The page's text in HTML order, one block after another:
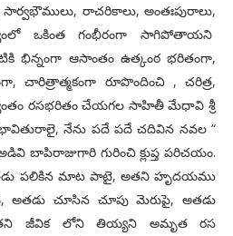
రాచరికాలు, అంతఃపురాలు,
ఒకింత గంభీరంగా సాగిపోతాయని
భిన్నంగా ఆసాంతం ఉత్కంఠ భరితంగా,
చారిత్రాత్మకంగా రూపొందించి , చరిత్ర,
రసభరితం చేయగల సాహితీ మేధావి శ్రీ
నేను పదే పదే చదివిన నవల “
బాపిరాజుగారి గురించి క్లుప్త పరిచయం.
పలికిన మాట పాటై, అతని హృదయము
అతడు చూసిన చూపు మెరుపై, అతడు
జీవిక లోని తియ్యని అమృత రస